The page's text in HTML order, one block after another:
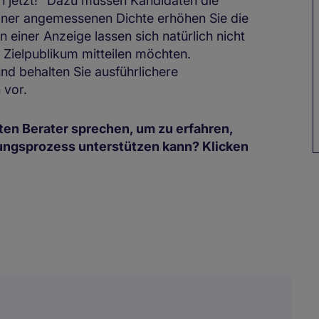
angemessenen Dichte erhöhen Sie die
einer Anzeige lassen sich natürlich nicht
mitteilen möchten.
behalten Sie ausführlichere
vor.
Berater sprechen, um zu erfahren,
unterstützen kann? Klicken